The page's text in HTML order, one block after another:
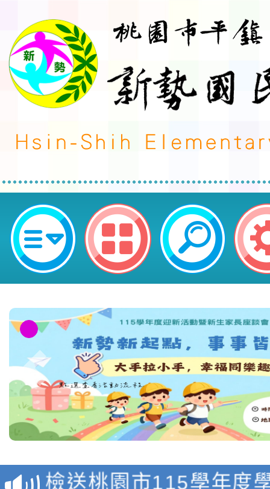
本會預計自七月起舉辦教師進修系
惠請貴校公告研習訊息予老師，並
桃園市平鎮區新勢國民小學
淨零綠領人才培育課程
檢送桃園市115學年度